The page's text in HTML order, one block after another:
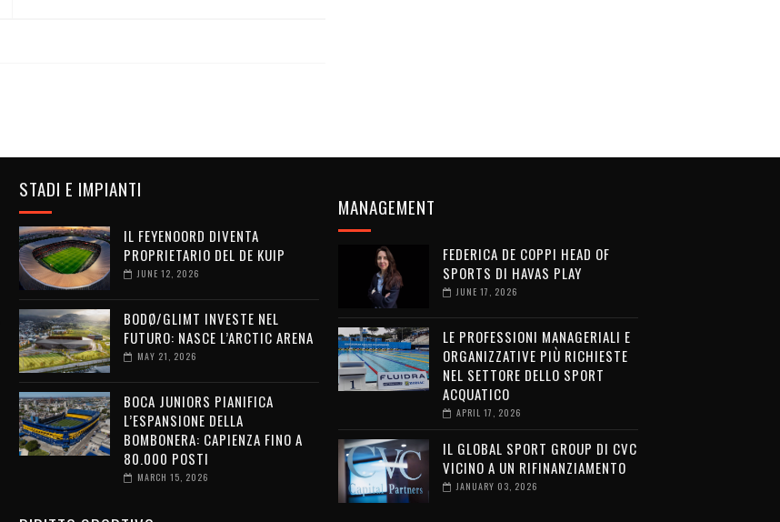
STADI E IMPIANTI
IL FEYENOORD DIVENTA
PROPRIETARIO DEL DE KUIP
JUNE 12, 2026
BODØ/GLIMT INVESTE NEL
FUTURO: NASCE L’ARCTIC ARENA
MAY 21, 2026
BOCA JUNIORS PIANIFICA
L’ESPANSIONE DELLA
BOMBONERA: CAPIENZA FINO A
80.000 POSTI
MARCH 15, 2026
MANAGEMENT
FEDERICA DE COPPI HEAD OF
SPORTS DI HAVAS PLAY
JUNE 17, 2026
LE PROFESSIONI MANAGERIALI E
ORGANIZZATIVE PIÙ RICHIESTE
NEL SETTORE DELLO SPORT
ACQUATICO
APRIL 17, 2026
IL GLOBAL SPORT GROUP DI CVC
VICINO A UN RIFINANZIAMENTO
JANUARY 03, 2026